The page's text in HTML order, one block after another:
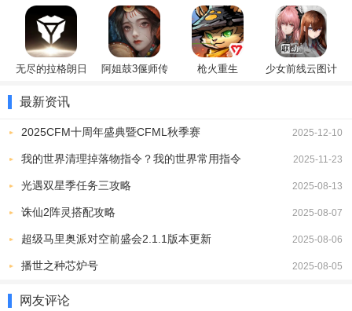
妙奇星球游戏攻略
1、点击路牌出发，వ你需要合理
角色与宠物，带着探险必需品开
启金币与资源的收集旅程。当你逐渐解锁新区域时，挑战小怪的机会
数量，最高可达到15格。打败敌人会掉落金币和随机素材，稀有度越
高的敌人会掉落更好的素材。
无尽的拉格朗日 阿姐鼓3偃师传 枪火重生
少女前线云图计
最新资讯
2025CFM十周年盛典暨CFML秋季赛 2025-12-10
我的世界清理掉落物指令？我的世界常用指令 2025-11-23
光遇双星季任务三攻略 2025-08-13
诛仙2阵灵搭配攻略 2025-08-07
超级马里奥派对空前盛会2.1.1版本更新 2025-08-06
播世之种芯炉号 2025-08-05
网友评论